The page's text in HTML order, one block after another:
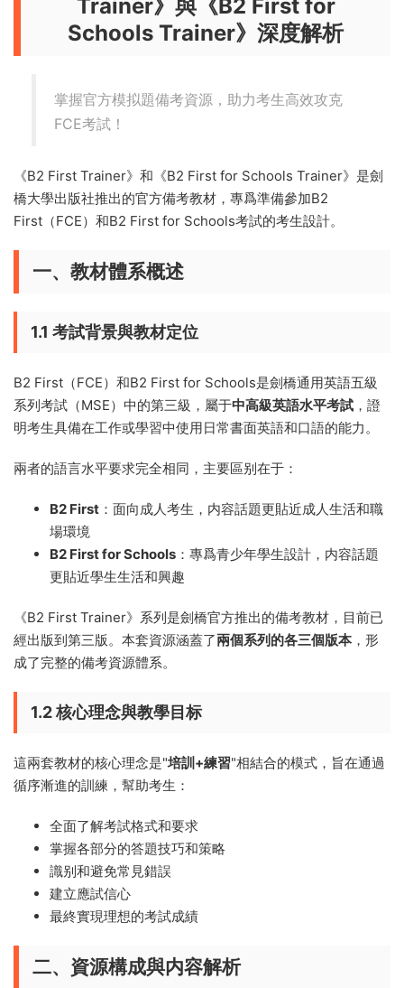
Trainer》與《B2 First for
Schools Trainer》深度解析
掌握官方模拟題備考資源，助力考生高效攻克
FCE考試！
《B2 First Trainer》和《B2 First for Schools Trainer》是劍
橋大學出版社推出的官方備考教材，專爲準備參加B2
First（FCE）和B2 First for Schools考試的考生設計。
一、教材體系概述
1.1 考試背景與教材定位
B2 First（FCE）和B2 First for Schools是劍橋通用英語五級
系列考試（MSE）中的第三級，屬于中高級英語水平考試 ，證
明考生具備在工作或學習中使用日常書面英語和口語的能力。
兩者的語言水平要求完全相同，主要區别在于：
B2 First ：面向成人考生，内容話題更貼近成人生活和職
場環境
B2 First for Schools ：專爲青少年學生設計，内容話題
更貼近學生生活和興趣
《B2 First Trainer》系列是劍橋官方推出的備考教材，目前已
經出版到第三版。本套資源涵蓋了兩個系列的各三個版本，形
成了完整的備考資源體系。
1.2 核心理念與教學目标
這兩套教材的核心理念是"培訓+練習"相結合的模式，旨在通過
循序漸進的訓練，幫助考生：
全面了解考試格式和要求
掌握各部分的答題技巧和策略
識别和避免常見錯誤
建立應試信心
最終實現理想的考試成績
二、資源構成與内容解析